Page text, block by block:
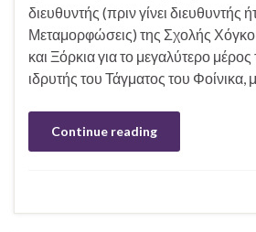
διευθυντής (πριν γίνει διευθυντής
Μεταμορφώσεις) της Σχολής
και Ξόρκια για το μεγαλύτερο μέρος
ιδρυτής του Τάγματος του Φοίνικα,
Continue reading